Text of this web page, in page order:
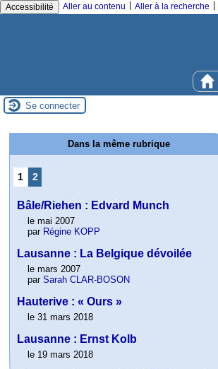
Accessibilité Aller au contenu Aller à la recherche
Se connecter
Dans la même rubrique
1 2
Bâle/Riehen : Edvard Munch
le mai 2007
par Régine KOPP
Lausanne : La Belgique dévoilée
le mars 2007
parSarah CLAR-BOSON
Hauterive : « Ours »
le 31 mars 2018
Lausanne : Ernst Kolb
le 19 mars 2018